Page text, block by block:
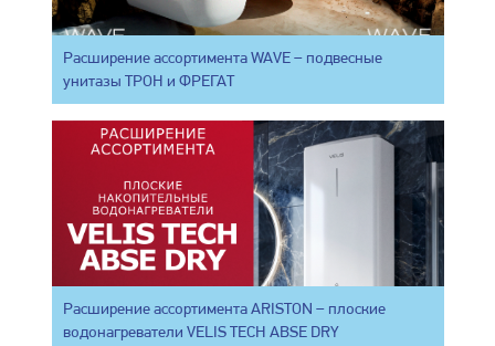
Расширение ассортимента WAVE – подвесные
унитазы ТРОН и ФРЕГАТ
Расширение ассортимента ARISTON – плоские
водонагреватели VELIS TECH ABSE DRY